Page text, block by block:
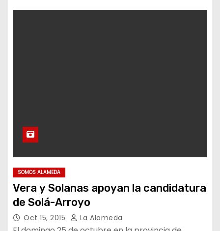
SOMOS ALAMEDA
Vera y Solanas apoyan la candidatura
de Solá-Arroyo
Oct 15, 2015 La Alameda